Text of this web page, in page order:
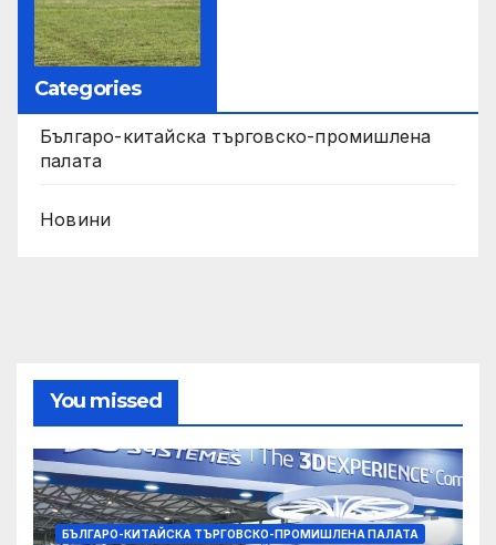
Categories
Българо-китайска търговско-промишлена
палата
Новини
You missed
БЪЛГАРО-КИТАЙСКА ТЪРГОВСКО-ПРОМИШЛЕНА ПАЛАТА